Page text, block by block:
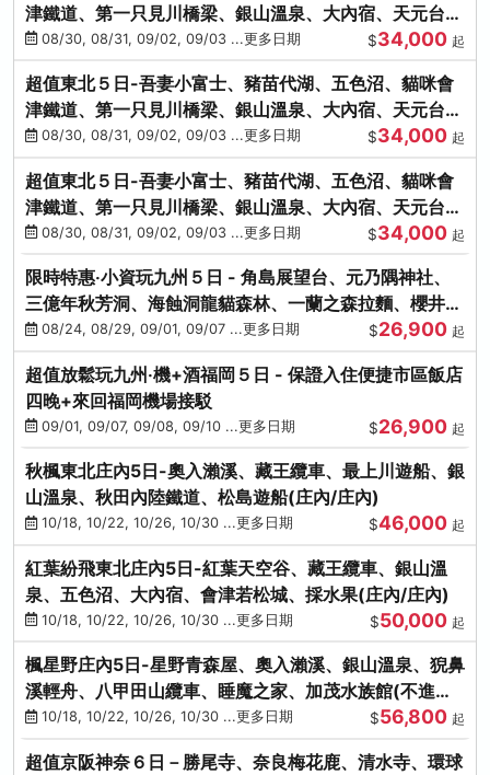
津鐵道、第一只見川橋梁、銀山溫泉、大內宿、天元台高
原纜車
08/30, 08/31, 09/02, 09/03 ...更多日期 $34,000 起
超值東北５日-吾妻小富士、豬苗代湖、五色沼、貓咪會
津鐵道、第一只見川橋梁、銀山溫泉、大內宿、天元台高
原纜車
08/30, 08/31, 09/02, 09/03 ...更多日期 $34,000 起
超值東北５日-吾妻小富士、豬苗代湖、五色沼、貓咪會
津鐵道、第一只見川橋梁、銀山溫泉、大內宿、天元台高
原纜車
08/30, 08/31, 09/02, 09/03 ...更多日期 $34,000 起
限時特惠‧小資玩九州５日 - 角島展望台、元乃隅神社、
三億年秋芳洞、海蝕洞龍貓森林、一蘭之森拉麵、櫻井二
見浦08/24, 08/29, 09/01, 09/07 ...更多日期 $26,900 起
超值放鬆玩九州‧機+酒福岡５日 - 保證入住便捷市區飯店
四晚+來回福岡機場接駁
09/01, 09/07, 09/08, 09/10 ...更多日期 $26,900 起
秋楓東北庄內5日-奧入瀨溪、藏王纜車、最上川遊船、銀
山溫泉、秋田內陸鐵道、松島遊船(庄內/庄內)
10/18, 10/22, 10/26, 10/30 ...更多日期 $46,000 起
紅葉紛飛東北庄內5日-紅葉天空谷、藏王纜車、銀山溫
泉、五色沼、大內宿、會津若松城、採水果(庄內/庄內)
10/18, 10/22, 10/26, 10/30 ...更多日期 $50,000 起
楓星野庄內5日-星野青森屋、奧入瀨溪、銀山溫泉、猊鼻
溪輕舟、八甲田山纜車、睡魔之家、加茂水族館(不進店)
(庄內/庄內)
10/18, 10/22, 10/26, 10/30 ...更多日期 $56,800 起
超值京阪神奈６日－勝尾寺、奈良梅花鹿、清水寺、環球